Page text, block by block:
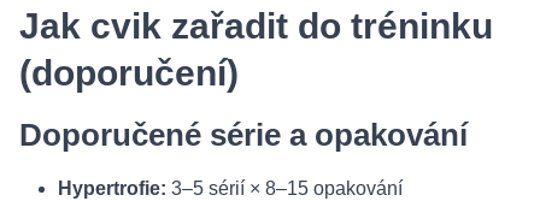
Jak cvik zařadit do tréninku
(doporučení)
Doporučené série a opakování
Hypertrofie: 3–5 sérií × 8–15 opakování